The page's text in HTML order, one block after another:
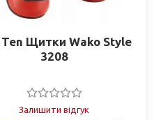
Ten Щитки Wako Style
3208
Залишити відгук